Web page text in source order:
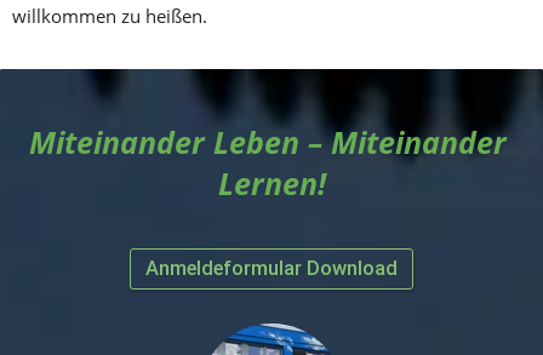
willkommen zu heißen.
Miteinander Leben – Miteinander
Lernen!
Anmeldeformular Download